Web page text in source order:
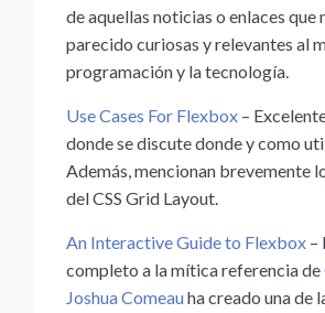
de aquellas noticias o enlaces que
parecido curiosas y relevantes al
programación y la tecnología.
Use Cases For Flexbox –
donde se discute donde y como
Además, mencionan brevemente
del CSS Grid Layout.
An Interactive Guide to Flexbox –
completo a la mítica referencia de
Joshua Comeauha creado una de